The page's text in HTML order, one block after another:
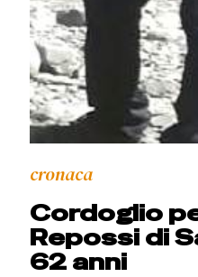
cronaca
Cordoglio
Repossi di
62 anni